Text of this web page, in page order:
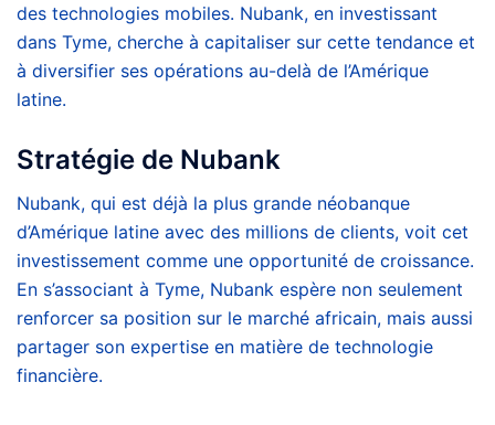
des technologies mobiles. Nubank, en investissant
dans Tyme, cherche à capitaliser sur cette tendance et
à diversifier ses opérations au-delà de l’Amérique
latine.
Stratégie de Nubank
Nubank, qui est déjà la plus grande néobanque
d’Amérique latine avec des millions de clients, voit cet
investissement comme une opportunité de croissance.
En s’associant à Tyme, Nubank espère non seulement
renforcer sa position sur le marché africain, mais aussi
partager son expertise en matière de technologie
financière.